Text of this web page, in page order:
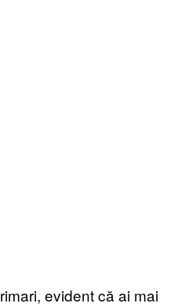
evident că ai mai